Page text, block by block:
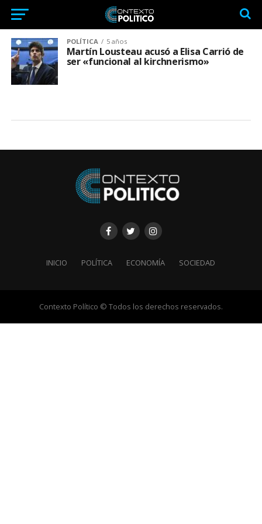
POLÍTICA 5 años
Martín Lousteau acusó a Elisa Carrió de
ser «funcional al kirchnerismo»
INICIO POLÍTICA ECONOMÍA SOCIEDAD
Contexto Político © Todos los derechos reservados.